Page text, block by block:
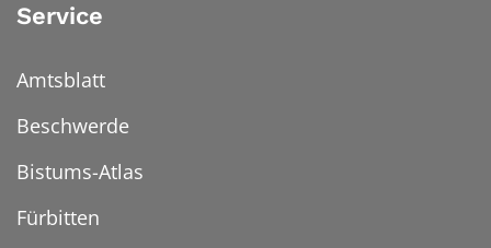
Service
Amtsblatt
Beschwerde
Bistums-Atlas
Fürbitten